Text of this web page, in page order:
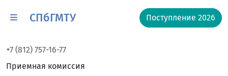
СПбГМТУ Поступление 2026
+7 (812) 757-16-77
Приемная комиссия